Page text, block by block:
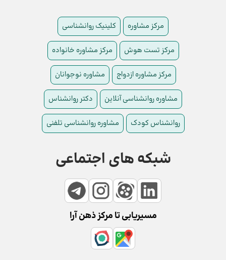
مرکز مشاوره کلینیک روانشناسی
مرکز تست هوش مرکز مشاوره خانواده
مرکز مشاوره ازدواج مشاوره نوجوانان
مشاوره روانشناسی آنلاین دکتر روانشناس
روانشناس کودک مشاوره روانشناسی تلفنی
شبکه های اجتماعی
مسیریابی تا مرکز ذهن آرا